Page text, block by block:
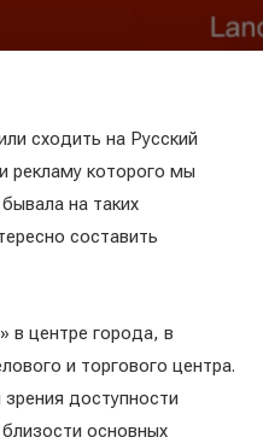
сходить на Русский
рекламу которого мы
на таких
составить
в центре города, в
и торгового центра.
доступности
основных